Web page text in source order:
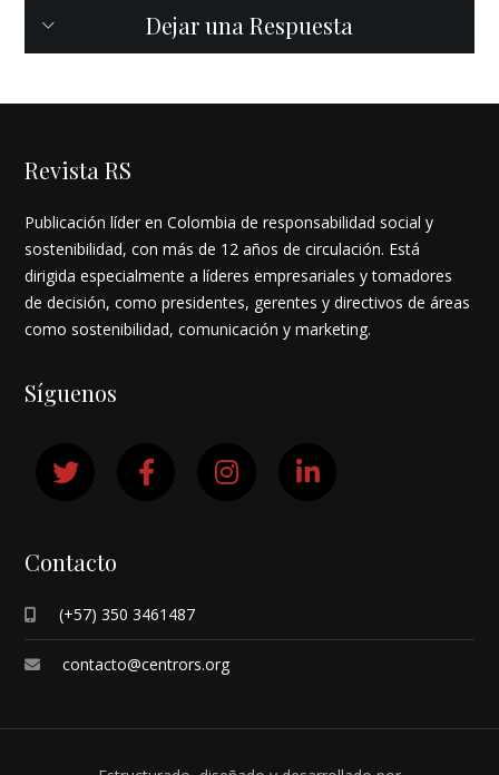
Dejar una Respuesta
Revista RS
Publicación líder en Colombia de responsabilidad social y
sostenibilidad, con más de 12 años de circulación. Está
dirigida especialmente a líderes empresariales y tomadores
de decisión, como presidentes, gerentes y directivos de áreas
como sostenibilidad, comunicación y marketing.
Síguenos
Contacto
(+57) 350 3461487
contacto@centrors.org